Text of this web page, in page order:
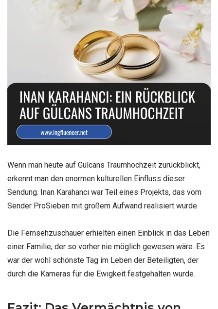
Wenn man heute auf Gülcans Traumhochzeit zurückblickt,
erkennt man den enormen kulturellen Einfluss dieser
Sendung. Inan Karahancı war Teil eines Projekts, das vom
Sender ProSieben mit großem Aufwand realisiert wurde.
Die Fernsehzuschauer erhielten einen Einblick in das Leben
einer Familie, der so vorher nie möglich gewesen wäre. Es
war der wohl schönste Tag im Leben der Beteiligten, der
durch die Kameras für die Ewigkeit festgehalten wurde.